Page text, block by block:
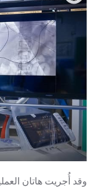
وقد أُجريت هاتان